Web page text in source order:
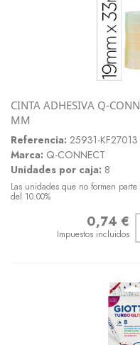
CINTA ADHESIVA Q-
MM
Referencia: 25931-KF27013
Marca: Q-CONNECT
Unidades por caja: 8
Las unidades que no formen
del 10.00%
0,74 €
Impuestos incluidos